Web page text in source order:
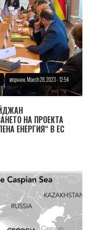
вторник, March 28, 2023 - 12:54
НА ПРОЕКТА
ЕНЕРГИЯ“ В ЕС